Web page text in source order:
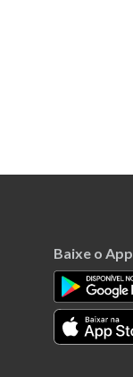
Baixe o App